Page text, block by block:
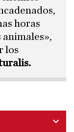
horas
animales»,
los